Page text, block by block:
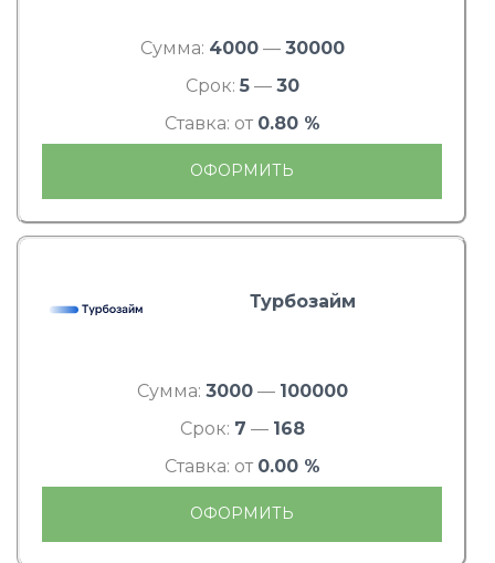
Сумма: 4000— 30000
Срок: 5— 30
Ставка: от 0.80 %
ОФОРМИТЬ
Турбозайм
Сумма: 3000— 100000
Срок: 7 — 168
Ставка: от 0.00 %
ОФОРМИТЬ